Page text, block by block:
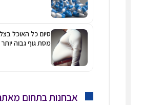
סיום כל האוכל
מסת גוף גבוה יותר
אבחנות בתחום